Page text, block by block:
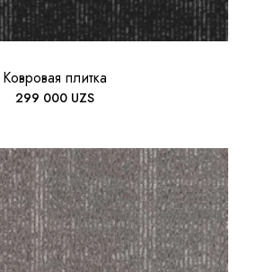
Ковровая плитка
299 000 UZS